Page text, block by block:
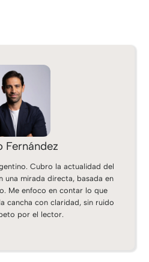
Fernández
Cubro la actualidad del
mirada directa, basada en
Me enfoco en contar lo que
cancha con claridad, sin ruido
por el lector.